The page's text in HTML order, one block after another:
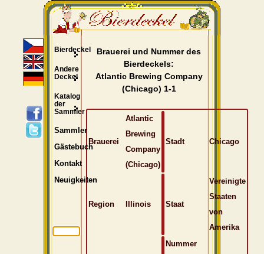
Brauerei und Nummer des
Bierdeckels:
Atlantic Brewing Company
(Chicago) 1-1
Brauerei
Atlantic
Brewing
Company
(Chicago)
Stadt Chicago
Region Illinois Staat
Vereinigte
Staaten
von
Amerika
Nummer
Bierdeckel
Andere
Deckel
Katalog
der
Sammler
Sammler
Gästebuch
Kontakt
Neuigkeiten